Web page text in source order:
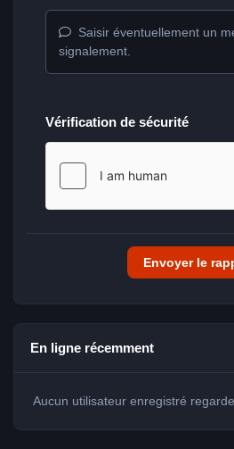
Saisir éventuellement un
signalement.
Vérification de sécurité
Envoyer le
En ligne récemment
Aucun utilisateur enregistré